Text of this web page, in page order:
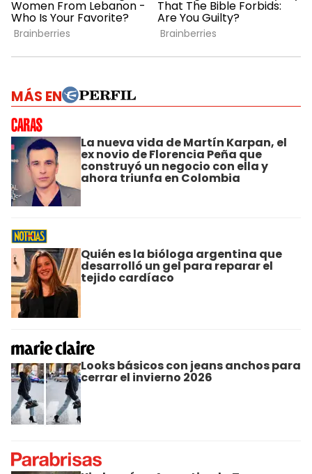
MÁS EN
La nueva vida de Martín Karpan, el
ex novio de Florencia Peña que
construyó un negocio con ella y
ahora triunfa en Colombia
Quién es la bióloga argentina que
desarrolló un gel para reparar el
tejido cardíaco
Looks básicos con jeans anchos para
cerrar el invierno 2026